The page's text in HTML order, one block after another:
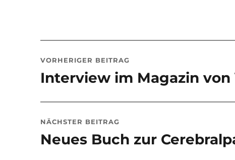
VORHERIGER BEITRAG
Vorheriger
Interview im Magazin
NÄCHSTER BEITRAG
Nächster
Neues Buch zur